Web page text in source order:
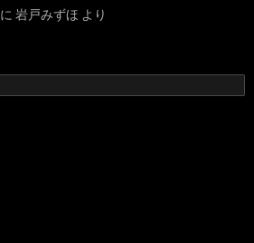
に 岩戸みずほ より